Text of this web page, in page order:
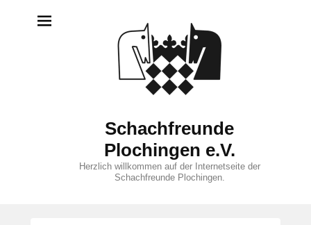
Schachfreunde
Plochingen e.V.
Herzlich willkommen auf der Internetseite der
Schachfreunde Plochingen.